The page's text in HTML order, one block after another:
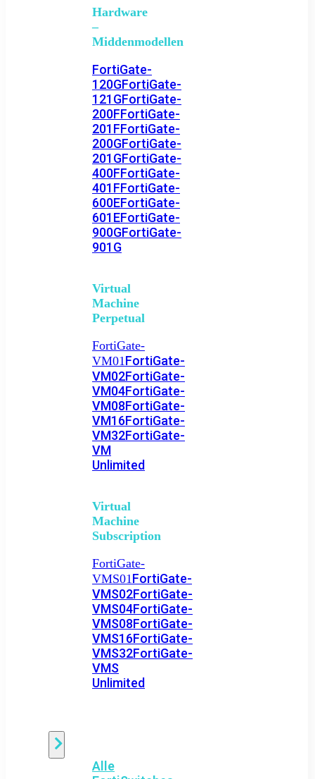
Hardware
–
Middenmodellen
FortiGate-
120GFortiGate-
121GFortiGate-
200FFortiGate-
201FFortiGate-
200GFortiGate-
201GFortiGate-
400FFortiGate-
401FFortiGate-
600EFortiGate-
601EFortiGate-
900GFortiGate-
901G
Virtual
Machine
Perpetual
FortiGate-
VM01FortiGate-
VM02FortiGate-
VM04FortiGate-
VM08FortiGate-
VM16FortiGate-
VM32FortiGate-
VM
Unlimited
Virtual
Machine
Subscription
FortiGate-
VMS01FortiGate-
VMS02FortiGate-
VMS04FortiGate-
VMS08FortiGate-
VMS16FortiGate-
VMS32FortiGate-
VMS
Unlimited
Alle